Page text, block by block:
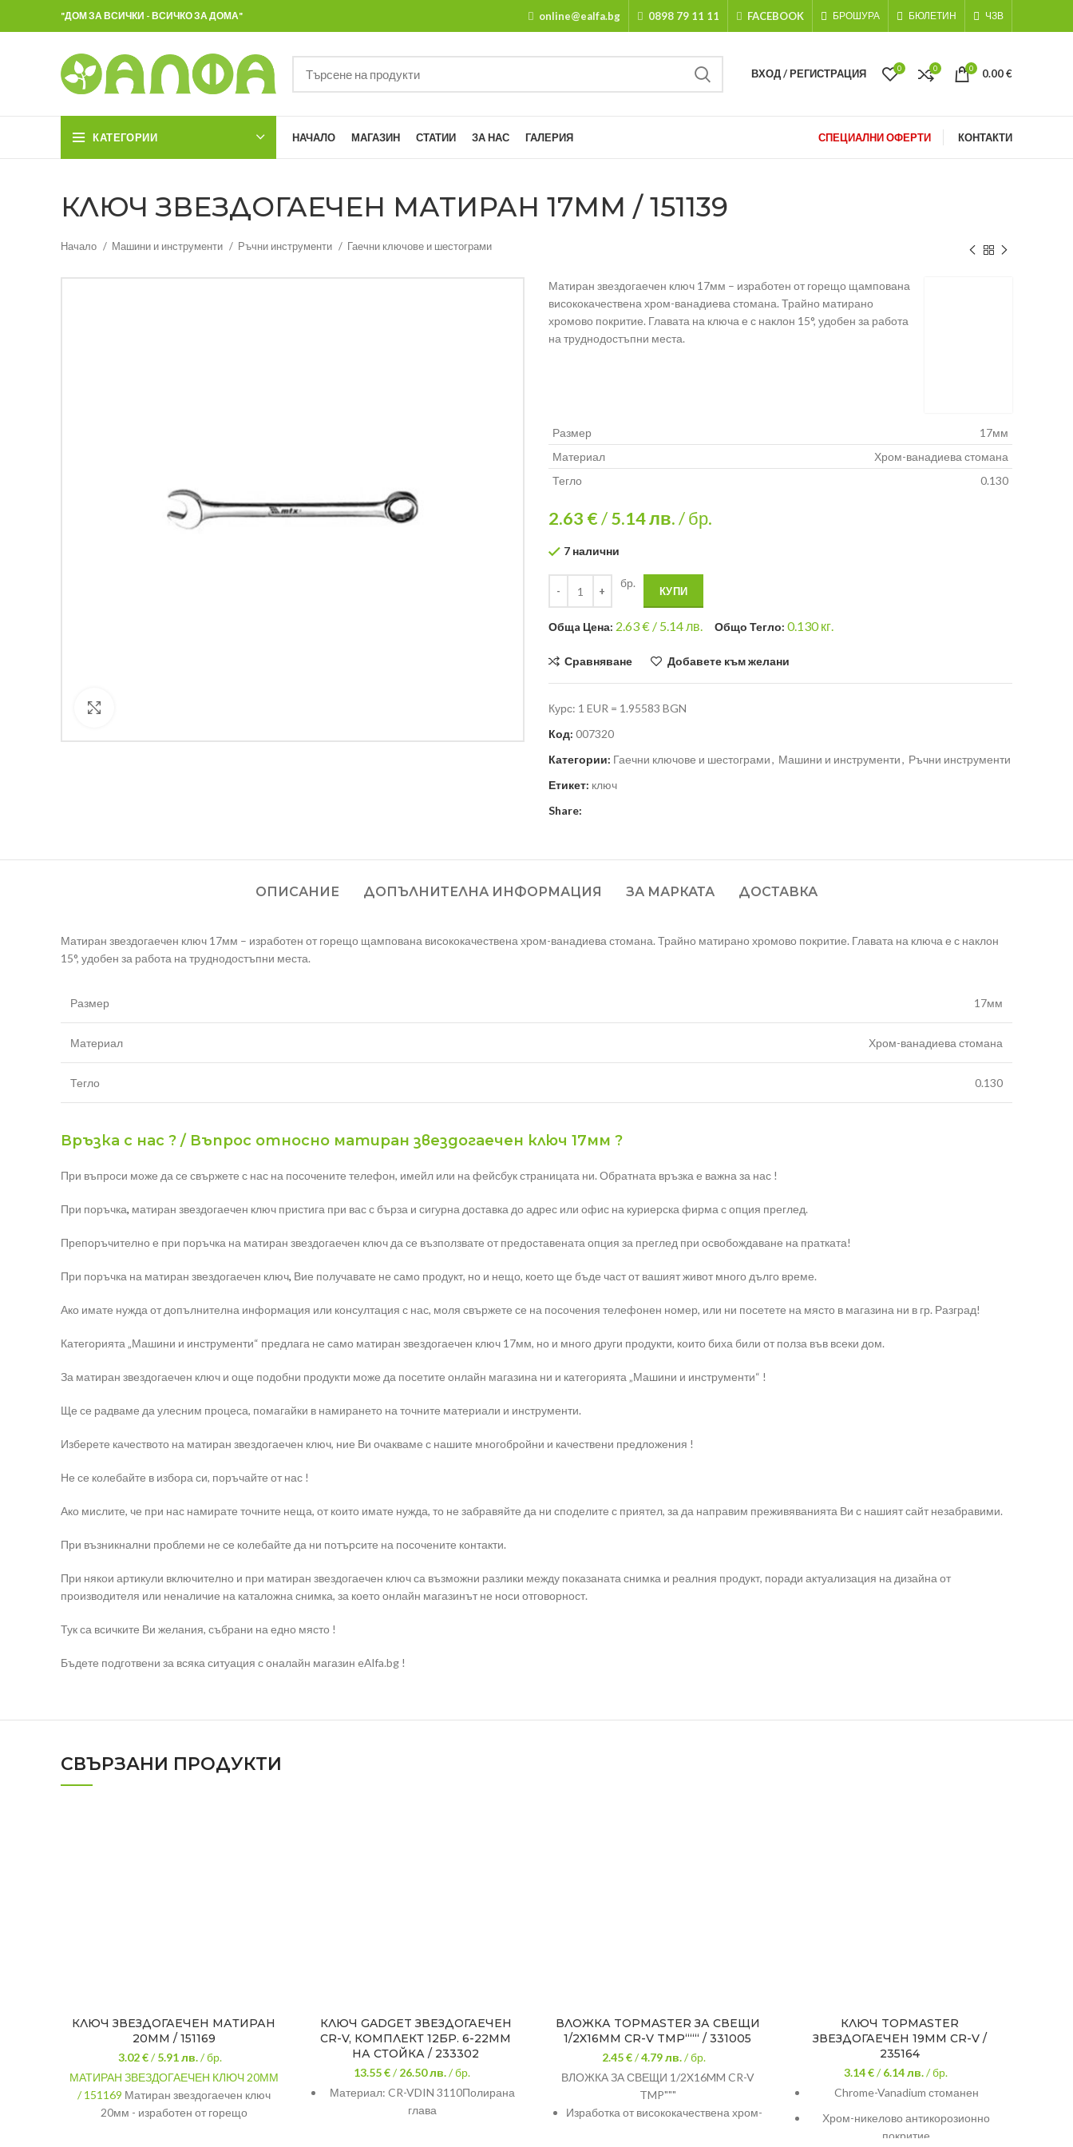
"ДОМ ЗА ВСИЧКИ - ВСИЧКО ЗА ДОМА" online@ealfa.bg 0898 79 11 11 FACEBOOK БРОШУРА БЮЛЕТИН ЧЗВ
ВХОД / РЕГИСТРАЦИЯ 0 0 0 0.00€
КАТЕГОРИИ НАЧАЛО МАГАЗИН СТАТИИ ЗА НАС ГАЛЕРИЯ СПЕЦИАЛНИ ОФЕРТИ КОНТАКТИ
КЛЮЧ ЗВЕЗДОГАЕЧЕН МАТИРАН 17ММ / 151139
Начало Машини и инструменти Ръчни инструменти Гаечни ключове и шестограми
Матиран звездогаечен ключ 17мм – изработен от горещо щампована
висококачествена хром-ванадиева стомана. Трайно матирано
хромово покритие. Главата на ключа е с наклон 15°, удобен за работа
на труднодостъпни места.
Размер
17мм
Материал
Хром-ванадиева стомана
Тегло
0.130
2.63 €/5.14лв./ бр.
7 налични
бр.
КУПИ
Общa Цена: 2.63€ / 5.14 лв. Общо Тегло: 0.130кг.
Сравняване Добавете към желани
Курс: 1 EUR = 1.95583 BGN
Код: 007320
Категории: Гаечни ключове и шестограми, Машини и инструменти, Ръчни инструменти
Етикет: ключ
Share:
ОПИСАНИЕ ДОПЪЛНИТЕЛНА ИНФОРМАЦИЯ ЗА МАРКАТА ДОСТАВКА
Матиран звездогаечен ключ 17мм – изработен от горещо щампована висококачествена хром-ванадиева стомана. Трайно матирано хромово покритие. Главата на ключа е с наклон
15°, удобен за работа на труднодостъпни места.
Размер 17мм
Материал Хром-ванадиева стомана
Тегло 0.130
Връзка с нас ? / Въпрос относно матиран звездогаечен ключ 17мм ?
При въпроси може да се свържете с нас на посочените телефон, имейл или на фейсбук страницата ни. Обратната връзка е важна за нас !
При поръчка, матиран звездогаечен ключ пристига при вас с бърза и сигурна доставка до адрес или офис на куриерска фирма с опция преглед.
Препоръчително е при поръчка на матиран звездогаечен ключ да се възползвате от предоставената опция за преглед при освобождаване на пратката!
При поръчка на матиран звездогаечен ключ, Вие получавате не само продукт, но и нещо, което ще бъде част от вашият живот много дълго време.
Ако имате нужда от допълнителна информация или консултация с нас, моля свържете се на посочения телефонен номер, или ни посетете на място в магазина ни в гр. Разград!
Категорията „Машини и инструменти“ предлага не само матиран звездогаечен ключ 17мм, но и много други продукти, които биха били от полза във всеки дом.
За матиран звездогаечен ключ и още подобни продукти може да посетите онлайн магазина ни и категорията „Машини и инструменти“ !
Ще се радваме да улесним процеса, помагайки в намирането на точните материали и инструменти.
Изберете качеството на матиран звездогаечен ключ, ние Ви очакваме с нашите многобройни и качествени предложения !
Не се колебайте в избора си, поръчайте от нас !
Ако мислите, че при нас намирате точните неща, от които имате нужда, то не забравяйте да ни споделите с приятел, за да направим преживяванията Ви с нашият сайт незабравими.
При възникнални проблеми не се колебайте да ни потърсите на посочените контакти.
При някои артикули включително и при матиран звездогаечен ключ са възможни разлики между показаната снимка и реалния продукт, поради актуализация на дизайна от
производителя или неналичие на каталожна снимка, за което онлайн магазинът не носи отговорност.
Тук са всичките Ви желания, събрани на едно място !
Бъдете подготвени за всяка ситуация с оналайн магазин eAlfa.bg !
СВЪРЗАНИ ПРОДУКТИ
КЛЮЧ ЗВЕЗДОГАЕЧЕН МАТИРАН
20ММ / 151169
3.02 €/5.91лв. / бр.
МАТИРАН ЗВЕЗДОГАЕЧЕН КЛЮЧ 20ММ
/ 151169 Матиран звездогаечен ключ
20мм - изработен от горещо
КЛЮЧ GADGET ЗВЕЗДОГАЕЧЕН
CR-V, КОМПЛЕКТ 12БР. 6-22ММ
НА СТОЙКА / 233302
13.55 €/26.50лв. / бр.
Материал: CR-VDIN 3110Полирана
глава
ВЛОЖКА TOPMASTER ЗА СВЕЩИ
1/2X16MM CR-V TMP“““ / 331005
2.45 €/4.79лв. / бр.
ВЛОЖКА ЗА СВЕЩИ 1/2X16MM CR-V
TMP"""
Изработка от висококачествена хром-
КЛЮЧ TOPMASTER
ЗВЕЗДОГАЕЧЕН 19MM CR-V /
235164
3.14 €/6.14лв. / бр.
Chrome-Vanadium стоманен
Хром-никелово антикорозионно
покритие